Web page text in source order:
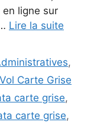
en ligne sur
Lire la suite
,
Carte Grise
carte grise,
carte grise,